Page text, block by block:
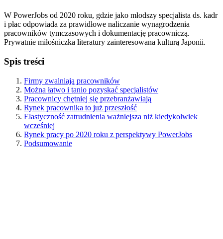
W PowerJobs od 2020 roku, gdzie jako młodszy specjalista ds. kadr
i płac odpowiada za prawidłowe naliczanie wynagrodzenia
pracowników tymczasowych i dokumentację pracowniczą.
Prywatnie miłośniczka literatury zainteresowana kulturą Japonii.
Spis treści
Firmy zwalniają pracowników
Można łatwo i tanio pozyskać specjalistów
Pracownicy chętniej się przebranżawiają
Rynek pracownika to już przeszłość
Elastyczność zatrudnienia ważniejsza niż kiedykolwiek
wcześniej
Rynek pracy po 2020 roku z perspektywy PowerJobs
Podsumowanie